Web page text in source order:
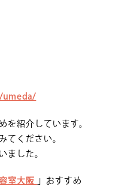
umeda/
を紹介しています。
てください。
ました。
室大阪 」おすすめ